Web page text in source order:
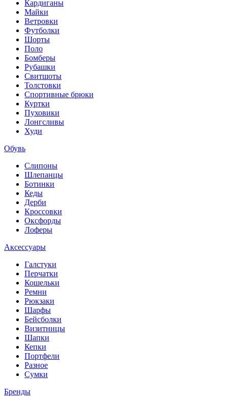
Кардиганы
Майки
Ветровки
Футболки
Шорты
Поло
Бомберы
Рубашки
Свитшоты
Толстовки
Спортивные брюки
Куртки
Пуховики
Лонгсливы
Худи
Обувь
Слипоны
Шлепанцы
Ботинки
Кеды
Дерби
Кроссовки
Оксфорды
Лоферы
Аксессуары
Галстуки
Перчатки
Кошельки
Ремни
Рюкзаки
Шарфы
Бейсболки
Визитницы
Шапки
Кепки
Портфели
Разное
Сумки
Бренды